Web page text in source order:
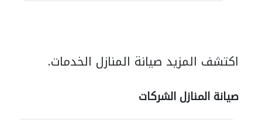
اكتشف المزيد صيانة المنازل الخدمات.
صيانة المنازل الشركات